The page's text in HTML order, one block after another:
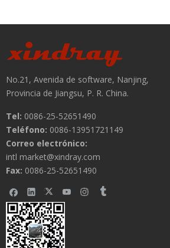
No.21, Avenida de software, Nanjing,
Provincia de Jiangsu, P. R. China.
Tel: 0086-25-52651490
Teléfono: 0086-13951721149
Correo electrónico:
intl market@xindray.com
Fax: 0086-25-52651490